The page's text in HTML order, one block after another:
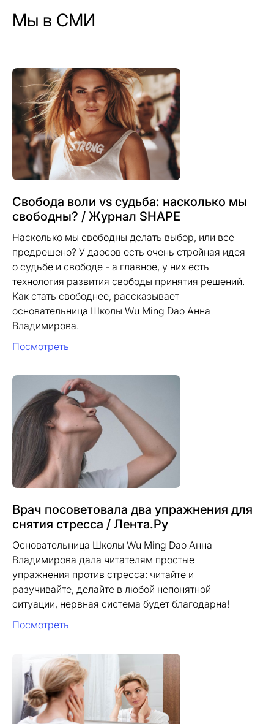
Мы в СМИ
Свобода воли vs судьба: насколько мы
свободны? / Журнал SHAPE
Насколько мы свободны делать выбор, или все
предрешено? У даосов есть очень стройная идея
о судьбе и свободе - а главное, у них есть
технология развития свободы принятия решений.
Как стать свободнее, рассказывает
основательница Школы Wu Ming Dao Анна
Владимирова.
Посмотреть
Врач посоветовала два упражнения для
снятия стресса / Лента.Ру
Основательница Школы Wu Ming Dao Анна
Владимирова дала читателям простые
упражнения против стресса: читайте и
разучивайте, делайте в любой непонятной
ситуации, нервная система будет благодарна!
Посмотреть